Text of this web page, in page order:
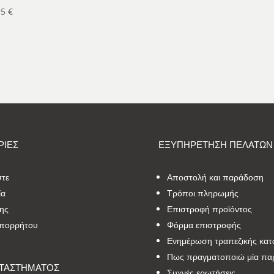
€
ΕΞΥΠΗΡΕΤΗΣΗ ΠΕΛΑΤΩΝ
Αποστολή και παράδοση
Τρόποι πληρωμής
Επιστροφή προϊόντος
Φόρμα επιστροφής
Ενημέρωση τραπεζικής
Πως πραγματοποιώ μία